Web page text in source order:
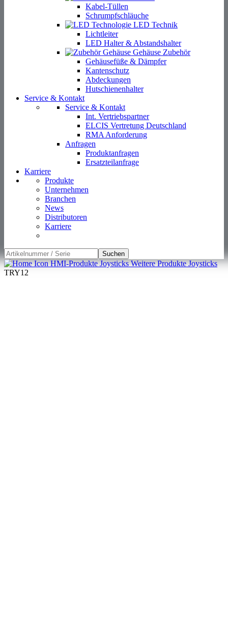
Kabel-Tüllen
Schrumpfschläuche
LED Technik
Lichtleiter
LED Halter & Abstandshalter
Gehäuse Zubehör
Gehäusefüße & Dämpfer
Kantenschutz
Abdeckungen
Hutschienenhalter
Service & Kontakt
Service & Kontakt
Int. Vertriebspartner
ELCIS Vertretung Deutschland
RMA Anforderung
Anfragen
Produktanfragen
Ersatzteilanfrage
Karriere
Produkte
Unternehmen
Branchen
News
Distributoren
Karriere
Suchen
HMI-ProdukteJoysticksWeitere Produkte Joysticks
TRY12